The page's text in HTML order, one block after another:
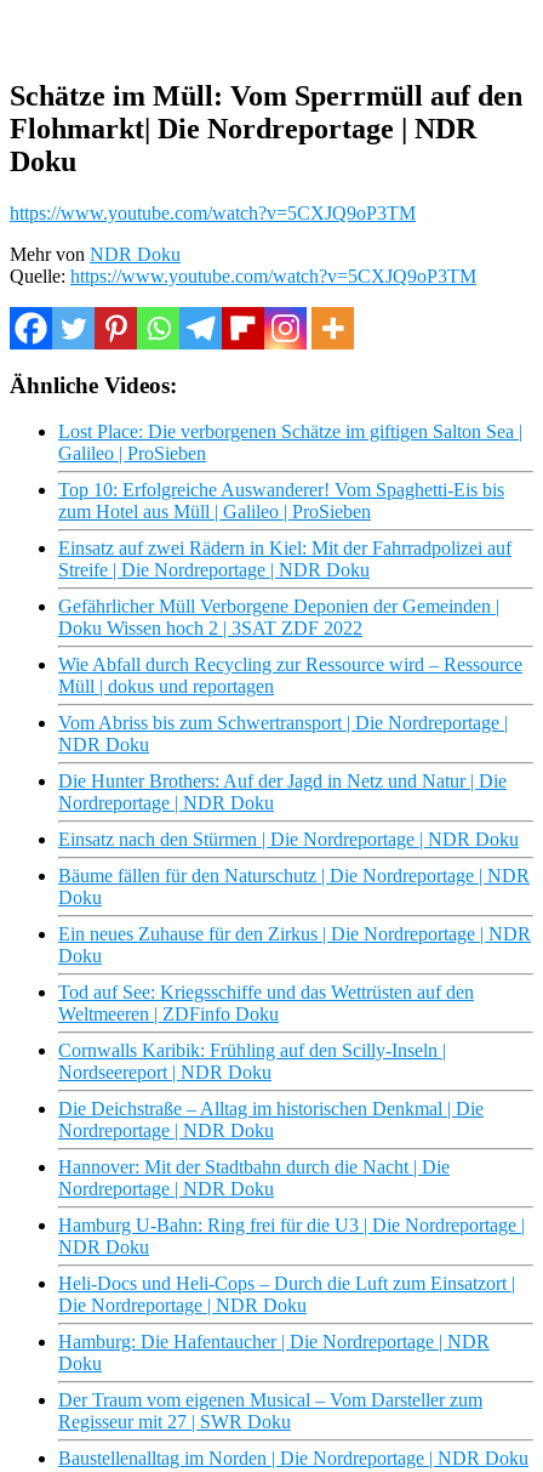
Schätze im Müll: Vom Sperrmüll auf den
Flohmarkt| Die Nordreportage | NDR
Doku
https://www.youtube.com/watch?v=5CXJQ9oP3TM
Mehr von NDR Doku
Quelle: https://www.youtube.com/watch?v=5CXJQ9oP3TM
Ähnliche Videos:
Lost Place: Die verborgenen Schätze im giftigen Salton Sea |
Galileo | ProSieben
Top 10: Erfolgreiche Auswanderer! Vom Spaghetti-Eis bis
zum Hotel aus Müll | Galileo | ProSieben
Einsatz auf zwei Rädern in Kiel: Mit der Fahrradpolizei auf
Streife | Die Nordreportage | NDR Doku
Gefährlicher Müll Verborgene Deponien der Gemeinden |
Doku Wissen hoch 2 | 3SAT ZDF 2022
Wie Abfall durch Recycling zur Ressource wird – Ressource
Müll | dokus und reportagen
Vom Abriss bis zum Schwertransport | Die Nordreportage |
NDR Doku
Die Hunter Brothers: Auf der Jagd in Netz und Natur | Die
Nordreportage | NDR Doku
Einsatz nach den Stürmen | Die Nordreportage | NDR Doku
Bäume fällen für den Naturschutz | Die Nordreportage | NDR
Doku
Ein neues Zuhause für den Zirkus | Die Nordreportage | NDR
Doku
Tod auf See: Kriegsschiffe und das Wettrüsten auf den
Weltmeeren | ZDFinfo Doku
Cornwalls Karibik: Frühling auf den Scilly-Inseln |
Nordseereport | NDR Doku
Die Deichstraße – Alltag im historischen Denkmal | Die
Nordreportage | NDR Doku
Hannover: Mit der Stadtbahn durch die Nacht | Die
Nordreportage | NDR Doku
Hamburg U-Bahn: Ring frei für die U3 | Die Nordreportage |
NDR Doku
Heli-Docs und Heli-Cops – Durch die Luft zum Einsatzort |
Die Nordreportage | NDR Doku
Hamburg: Die Hafentaucher | Die Nordreportage | NDR
Doku
Der Traum vom eigenen Musical – Vom Darsteller zum
Regisseur mit 27 | SWR Doku
Baustellenalltag im Norden | Die Nordreportage | NDR Doku